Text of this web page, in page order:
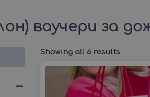
ваучери за
Showing all 6 results